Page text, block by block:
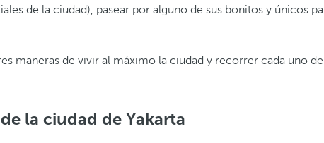
de la ciudad), pasear por alguno de sus bonitos y únicos
maneras de vivir al máximo la ciudad y recorrer cada uno
la ciudad de Yakarta